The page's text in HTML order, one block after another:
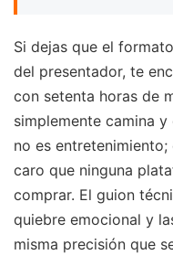
Si dejas que el
del presentador, te
con setenta horas de
simplemente camina
no es
caro que ninguna
comprar. El guion
quiebre emocional y
misma precisión que